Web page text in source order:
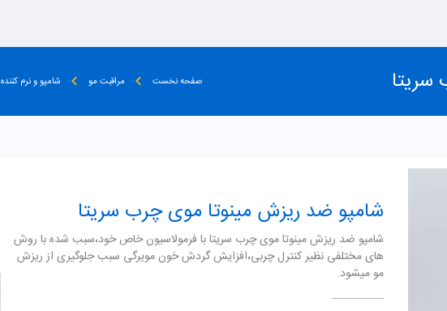
صفحه نخست مراقبت مو شامپو و نرم کننده
شامپو ضد ریزش مینوتا موی چرب سریتا
شامپو ضد ریزش مینوتا موی چرب سریتا با فرمولاسیون خاص خود،سبب شده با روش
های مختلفی نظیر کنترل چربی،افزایش گردش خون مویرگی سبب جلوگیری از ریزش
مو میشود.